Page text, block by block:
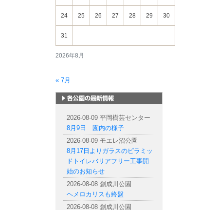
2026年8月
24 25 26 27 28 29 30
31
« 7月
2026-08-09 平岡樹芸センター
8月9日 園内の様子
2026-08-09 モエレ沼公園
8月17日よりガラスのピラミッ
ドトイレバリアフリー工事開
始のお知らせ
2026-08-08 創成川公園
ヘメロカリスも終盤
2026-08-08 創成川公園